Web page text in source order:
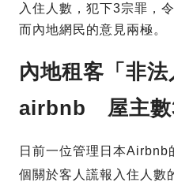
入住人數，犯下3宗罪，
而內地網民的意見兩極。
內地租客「非
airbnb 屋主數
日前一位管理日本Airbnb
個關於客人謊報入住人數